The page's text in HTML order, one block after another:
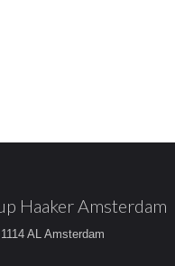
Haaker Amsterdam
AL Amsterdam